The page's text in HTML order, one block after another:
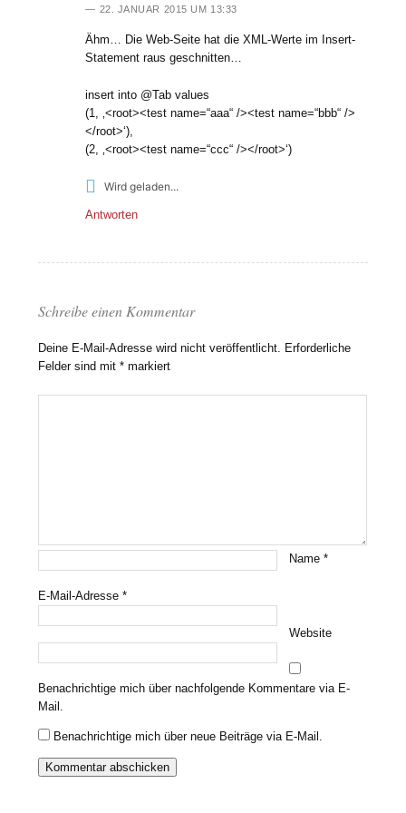
22. JANUAR 2015 UM 13:33
Ähm… Die Web-Seite hat die XML-Werte im Insert-
Statement raus geschnitten…
insert into @Tab values
(1, ‚<root><test name=“aaa“ /><test name=“bbb“ />
</root>‘),
(2, ‚<root><test name=“ccc“ /></root>‘)
Wird geladen...
Antworten
Schreibe einen Kommentar
Deine E-Mail-Adresse wird nicht veröffentlicht.
Erforderliche
Felder sind mit* markiert
Name*
E-Mail-Adresse*
Website
Benachrichtige mich über nachfolgende Kommentare via E-
Mail.
Benachrichtige mich über neue Beiträge via E-Mail.